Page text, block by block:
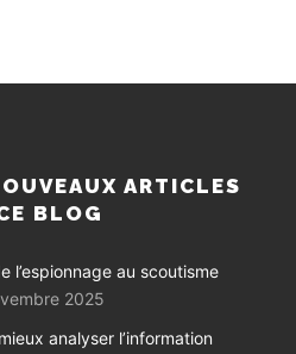
ARTICLES
BLOG
l’espionnage au scoutisme
2025
analyser l’information